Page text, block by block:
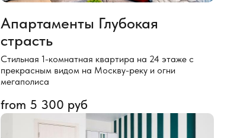
Апартаменты Глубокая
страсть
Стильная 1-комнатная квартира на 24 этаже с
прекрасным видом на Москву-реку и огни
мегаполиса
from 5 300 руб